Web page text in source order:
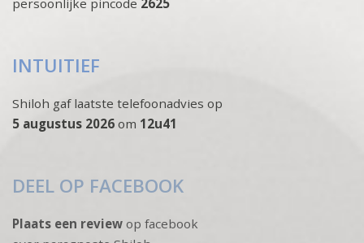
INTUITIEF
Shiloh gaf laatste telefoonadvies op
5 augustus 2026 om 12u41
DEEL OP FACEBOOK
Plaats een review op facebook